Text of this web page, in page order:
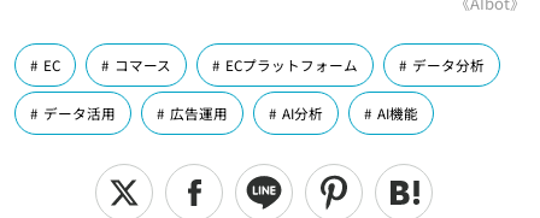
EC コマース ECプラットフォーム データ分析
データ活用 広告運用 AI分析 AI機能